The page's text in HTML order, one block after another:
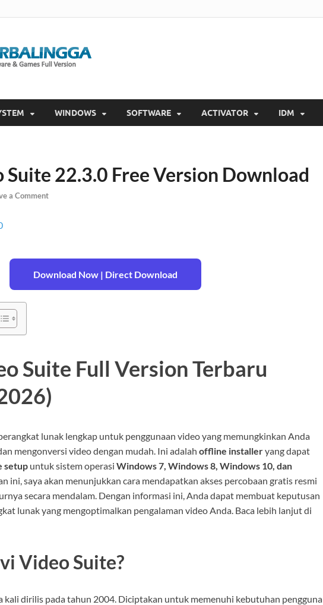
WINDOWS SOFTWARE ACTIVATOR IDM
22.3.0 Free Version Download
a Comment
Download Now | Direct Download
Suite Full Version Terbaru
lunak lengkap untuk penggunaan video yang memungkinkan Anda
mengonversi video dengan mudah. Ini adalah offline installeryang dapat
setup untuk sistem operasi Windows 7, Windows 8, Windows 10, dan
ini, saya akan menunjukkan cara mendapatkan akses percobaan gratis resmi
secara mendalam. Dengan informasi ini, Anda dapat membuat keputusan
lunak yang mengoptimalkan pengalaman video Anda. Baca lebih lanjut di
Video Suite?
kali dirilis pada tahun 2004. Diciptakan untuk memenuhi kebutuhan pengguna